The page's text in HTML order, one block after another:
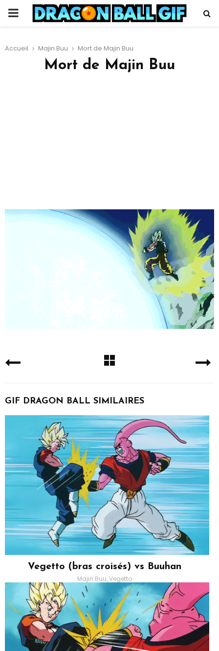
PRIMARY
Accueil Majin Buu Mort de Majin Buu
Mort de Majin Buu
GIF DRAGON BALL SIMILAIRES
Vegetto (bras croisés) vs Buuhan
Majin Buu, Vegetto